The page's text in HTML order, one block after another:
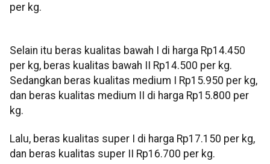
per kg.
Selain itu beras kualitas bawah I di harga Rp14.450
per kg, beras kualitas bawah II Rp14.500 per kg.
Sedangkan beras kualitas medium I Rp15.950 per kg,
dan beras kualitas medium II di harga Rp15.800 per
kg.
Lalu, beras kualitas super I di harga Rp17.150 per kg,
dan beras kualitas super II Rp16.700 per kg.